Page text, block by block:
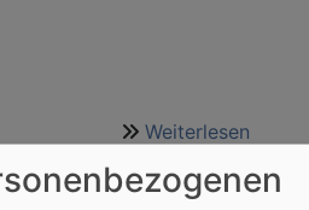
Weiterlesen